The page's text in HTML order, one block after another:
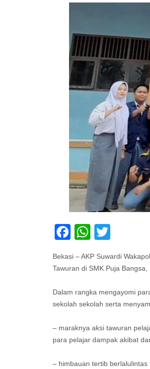
Facebook
Bekasi – AKP Suwardi
Tawuran di SMK Puja
Dalam rangka mengayomi
sekolah sekolah serta
– maraknya aksi tawuran
para pelajar dampak akibat
– himbauan tertib